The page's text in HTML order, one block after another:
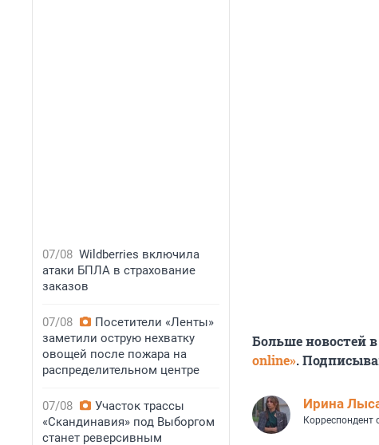
07/08 Wildberries включила
атаки БПЛА в страхование
заказов
07/08
Посетители «Ленты»
заметили острую нехватку
овощей после пожара на
распределительном центре
07/08
Участок трассы
«Скандинавия» под Выборгом
станет реверсивным
Больше новостей
online».
Ирина
Корреспондент